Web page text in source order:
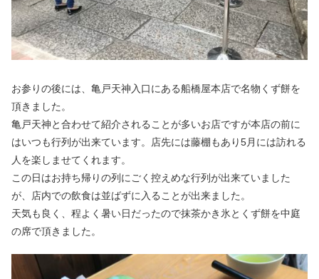
お参りの後には、亀戸天神入口にある船橋屋本店で名物くず餅を
頂きました。
亀戸天神と合わせて紹介されることが多いお店ですが本店の前に
はいつも行列が出来ています。店先には藤棚もあり5月には訪れる
人を楽しませてくれます。
この日はお持ち帰りの列にごく控えめな行列が出来ていました
が、店内での飲食は並ばずに入ることが出来ました。
天気も良く、程よく暑い日だったので抹茶かき氷とくず餅を中庭
の席で頂きました。